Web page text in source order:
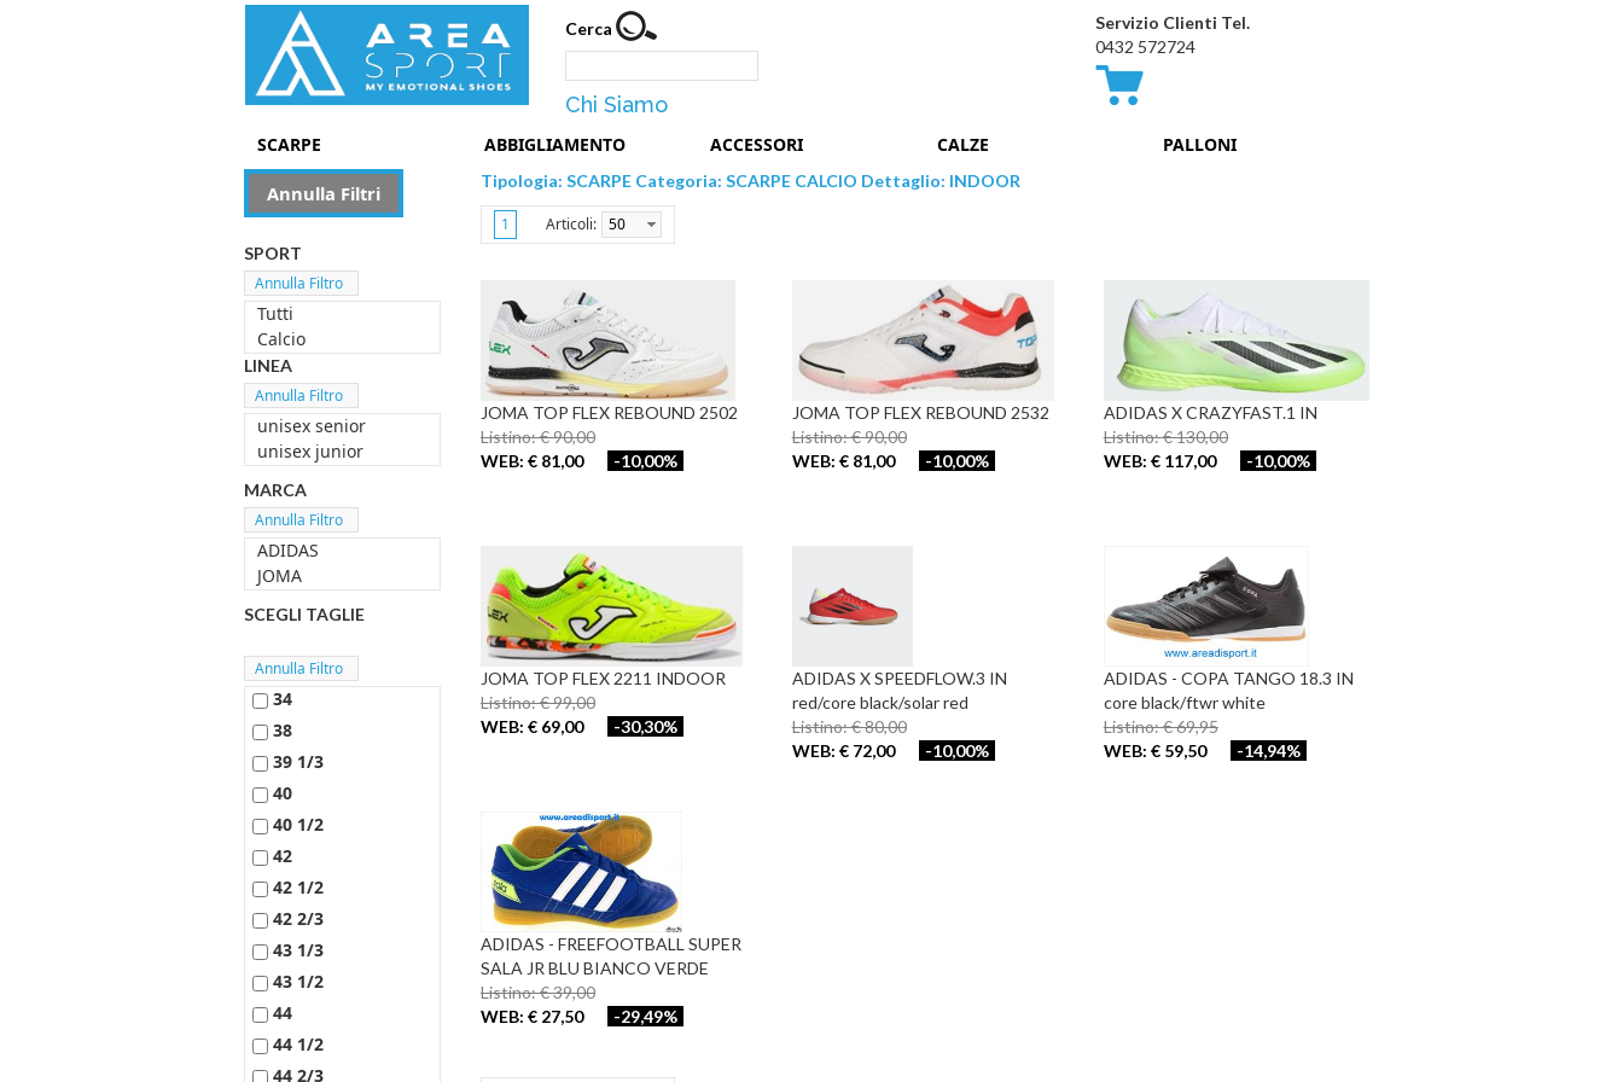
Cerca
Chi Siamo
Servizio Clienti Tel.
0432 572724
SCARPE ABBIGLIAMENTO ACCESSORI CALZE PALLONI
Annulla Filtri
SPORT
Tutti
Calcio
LINEA
unisex senior
unisex junior
MARCA
ADIDAS
JOMA
SCEGLI TAGLIE
34
38
39 1/3
40
40 1/2
42
42 1/2
42 2/3
43 1/3
43 1/2
44
44 1/2
44 2/3
Tipologia: SCARPE Categoria: SCARPE CALCIO Dettaglio: INDOOR
1 Articoli: 50
JOMA TOP FLEX REBOUND 2502
Listino: € 90,00
WEB: € 81,00
-10,00%
JOMA TOP FLEX REBOUND 2532
Listino: € 90,00
WEB: € 81,00
-10,00%
ADIDAS X CRAZYFAST.1 IN
Listino: € 130,00
WEB: € 117,00
-10,00%
JOMA TOP FLEX 2211 INDOOR
Listino: € 99,00
WEB: € 69,00
-30,30%
ADIDAS X SPEEDFLOW.3 IN
red/core black/solar red
Listino: € 80,00
WEB: € 72,00
-10,00%
ADIDAS - COPA TANGO 18.3 IN
core black/ftwr white
Listino: € 69,95
WEB: € 59,50
-14,94%
ADIDAS - FREEFOOTBALL SUPER
SALA JR BLU BIANCO VERDE
Listino: € 39,00
WEB: € 27,50
-29,49%